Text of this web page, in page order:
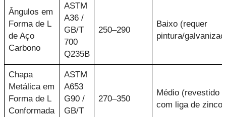
Ângulos em
Forma de L
de Aço
Carbono
ASTM
A36 /
GB/T
700
Q235B
250–290
Baixo (requer
pintura/
Chapa
Metálica em
Forma de L
Conformada
ASTM
A653
G90 /
GB/T
270–350
Médio (revestido
com liga de zinco)